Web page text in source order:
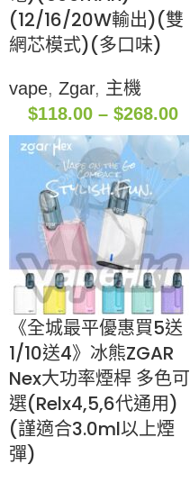
(12/16/20W輸出)(雙
網芯模式)(多口味)
vape, Zgar, 主機
$118.00 – $268.00
《全城最平優惠買5送
1/10送4》冰熊ZGAR
Nex大功率煙桿 多色可
選(Relx4,5,6代通用)
(謹適合3.0ml以上煙
彈)